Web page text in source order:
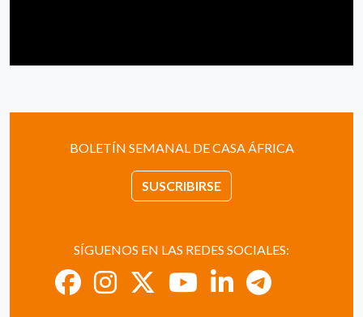
BOLETÍN SEMANAL DE CASA ÁFRICA
SUSCRIBIRSE
SÍGUENOS EN LAS REDES SOCIALES: